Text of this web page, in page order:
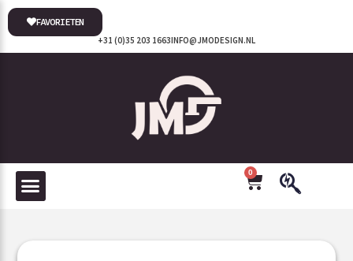
INFO@JMODESIGN.NL
+31 (0)35 203 1663
FAVORIETEN
0